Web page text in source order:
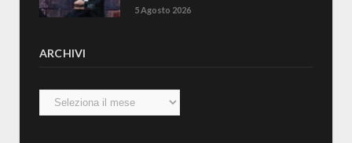
5 Agosto 2026
ARCHIVI
Archivi